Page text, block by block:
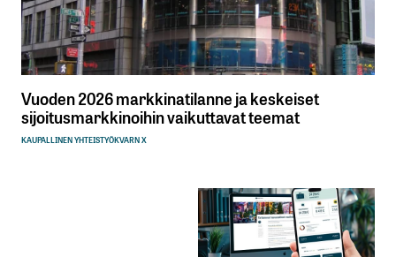
Vuoden 2026 markkinatilanne ja keskeiset
sijoitusmarkkinoihin vaikuttavat teemat
KAUPALLINEN YHTEISTYÖKVARN X